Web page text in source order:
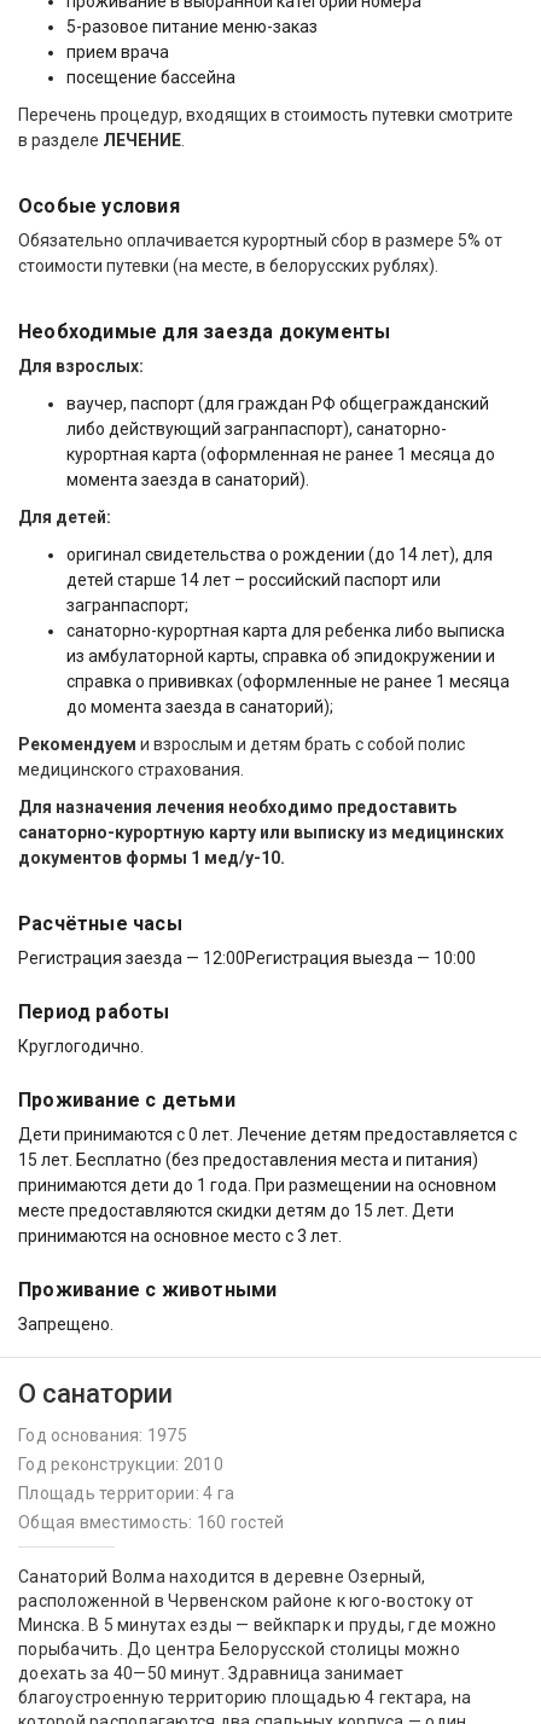
5-разовое питание меню-заказ
прием врача
посещение бассейна
Перечень процедур, входящих в стоимость путевки смотрите
в разделе ЛЕЧЕНИЕ.
Особые условия
Обязательно оплачивается курортный сбор в размере 5% от
стоимости путевки (на месте, в белорусских рублях).
Необходимые для заезда документы
Для взрослых:
ваучер, паспорт (для граждан РФ общегражданский
либо действующий загранпаспорт), санаторно-
курортная карта (оформленная не ранее 1 месяца до
момента заезда в санаторий).
Для детей:
оригинал свидетельства о рождении (до 14 лет), для
детей старше 14 лет – российский паспорт или
загранпаспорт;
санаторно-курортная карта для ребенка либо выписка
из амбулаторной карты, справка об эпидокружении и
справка о прививках (оформленные не ранее 1 месяца
до момента заезда в санаторий);
Рекомендуем и взрослым и детям брать с собой полис
медицинского страхования.
Для назначения лечения необходимо предоставить
санаторно-курортную карту или выписку из медицинских
документов формы 1 мед/у-10.
Расчётные часы
Регистрация заезда — 12:00Регистрация выезда — 10:00
Период работы
Круглогодично.
Проживание с детьми
Дети принимаются с 0 лет. Лечение детям предоставляется с
15 лет. Бесплатно (без предоставления места и питания)
принимаются дети до 1 года. При размещении на основном
месте предоставляются скидки детям до 15 лет. Дети
принимаются на основное место с 3 лет.
Проживание с животными
Запрещено.
О санатории
Год основания: 1975
Год реконструкции: 2010
Площадь территории: 4 га
Общая вместимость: 160 гостей
Санаторий Волма находится в деревне Озерный,
расположенной в Червенском районе к юго-востоку от
Минска. В 5 минутах езды — вейкпарк и пруды, где можно
порыбачить. До центра Белорусской столицы можно
доехать за 40—50 минут. Здравница занимает
благоустроенную территорию площадью 4 гектара, на